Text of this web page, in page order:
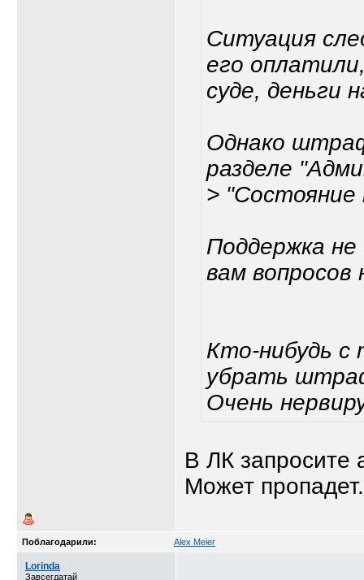
Ситуация
его
суде, деньги
Однако
разделе
>
Поддержка
вам
Кто-нибудь с
убрать
Очень
В ЛК
Может пропадет.
Поблагодарили: Alex Meier
Lorinda
Завсегдатай